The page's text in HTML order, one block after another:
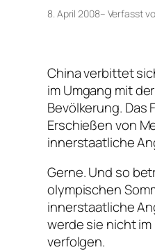
8. April 2008– Verfasst
China verbittet
im Umgang mit
Bevölkerung. Das
Erschießen von
innerstaatliche
Gerne. Und so
olympischen
innerstaatliche
werde sie nicht
verfolgen.